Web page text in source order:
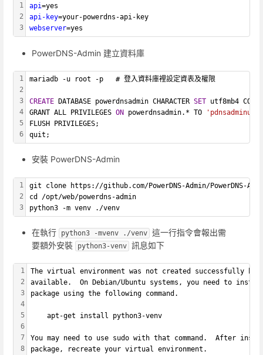
1
2
3
api=yes
api-key=your-powerdns-api-key
webserver=yes
PowerDNS-Admin 建立資料庫
1
2
3
4
5
6
mariadb -u root -p   # 登入資料庫裡設定資表及權限
CREATE DATABASE powerdnsadmin CHARACTER SET utf8mb4
GRANT ALL PRIVILEGES ON powerdnsadmin.* TO
FLUSH PRIVILEGES;
quit;
安裝 PowerDNS-Admin
1
2
3
git clone https://github.com/PowerDNS-Admin/PowerDNS-
cd /opt/web/powerdns-admin
python3 -m venv ./venv
在執行 python3 -mvenv ./venv 這一行指令會報出需
要額外安裝
python3-venv 訊息如下
1
2
3
4
5
6
7
8
The virtual environment was not created successfully
available.  On Debian/Ubuntu systems, you need to
package using the following command.
    apt-get install python3-venv
You may need to use sudo with that command.  After
package, recreate your virtual environment.